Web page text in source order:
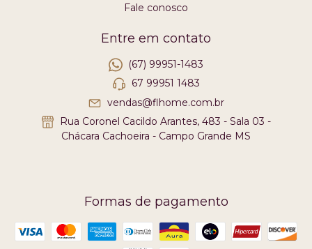
Fale conosco
Entre em contato
(67) 99951-1483
67 99951 1483
vendas@flhome.com.br
Rua Coronel Cacildo Arantes, 483 - Sala 03 -
Chácara Cachoeira - Campo Grande MS
Formas de pagamento